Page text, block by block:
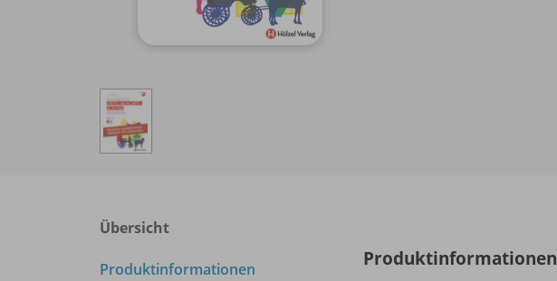
Übersicht
Produktinformationen Produktinformationen